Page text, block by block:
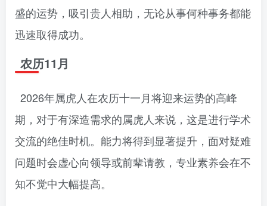
盛的运势，吸引贵人相助，无论从事何种事务都能
迅速取得成功。
农历11月
2026年属虎人在农历十一月将迎来运势的高峰
期，对于有深造需求的属虎人来说，这是进行学术
交流的绝佳时机。能力将得到显著提升，面对疑难
问题时会虚心向领导或前辈请教，专业素养会在不
知不觉中大幅提高。